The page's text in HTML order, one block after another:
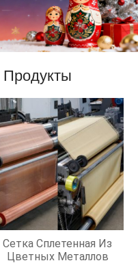
Продукты
Сетка Сплетенная Из
Цветных Металлов